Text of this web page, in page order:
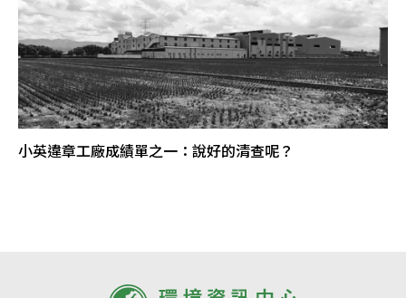
小英違章工廠成績單之一：說好的清查呢？